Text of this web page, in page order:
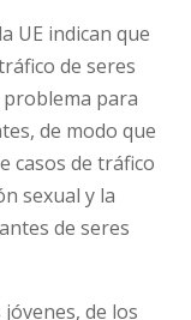
UE indican que
de seres
problema para
de modo que
casos de tráfico
sexual y la
de seres
de los